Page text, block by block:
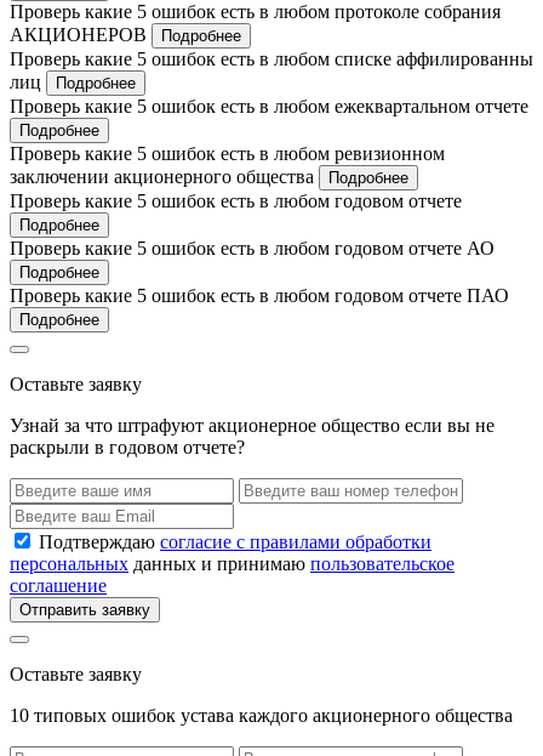
Проверь какие 5 ошибок есть в любом протоколе собрания
АКЦИОНЕРОВ
Подробнее
Проверь какие 5 ошибок есть в любом списке аффилированны
лиц
Подробнее
Проверь какие 5 ошибок есть в любом ежеквартальном отчете
Подробнее
Проверь какие 5 ошибок есть в любом ревизионном
заключении акционерного общества
Подробнее
Проверь какие 5 ошибок есть в любом годовом отчете
Подробнее
Проверь какие 5 ошибок есть в любом годовом отчете АО
Подробнее
Проверь какие 5 ошибок есть в любом годовом отчете ПАО
Подробнее
Оставьте заявку
Узнай за что штрафуют акционерное общество если вы не
раскрыли в годовом отчете?
Подтверждаю согласие с правилами обработки
персональных данных и принимаю пользовательское
соглашение
Отправить заявку
Оставьте заявку
10 типовых ошибок устава каждого акционерного общества